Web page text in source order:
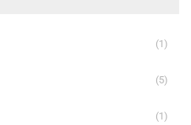
(1)
(5)
(1)